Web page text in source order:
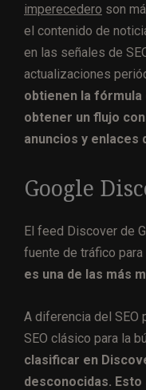
imperecedero son
el contenido de
en las señales de
actualizaciones
obtienen la
obtener un flujo
anuncios y enlaces
Google
El feed Discover de
fuente de tráfico
es una de las más
A diferencia del SEO
SEO clásico para la
clasificar en
desconocidas.